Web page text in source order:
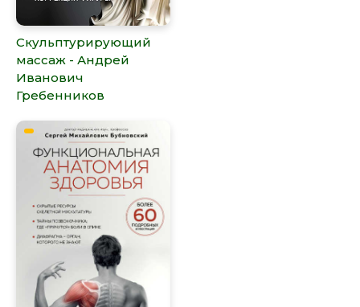
Скульптурирующий
массаж - Андрей
Иванович
Гребенников